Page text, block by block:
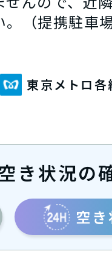
。（提携駐車
東京メトロ各
き状況の
空